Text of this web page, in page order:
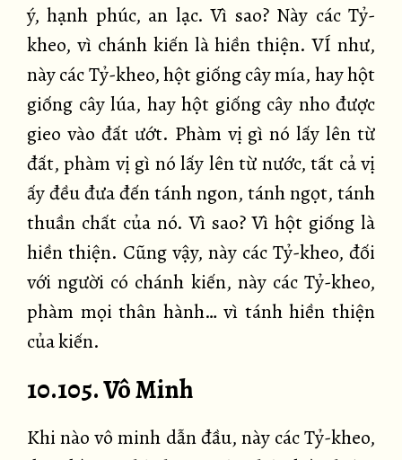
ý, hạnh phúc, an lạc. Vì sao? Này các Tỷ-
kheo, vì chánh kiến là hiền thiện. VÍ như,
này các Tỷ-kheo, hột giống cây mía, hay hột
giống cây lúa, hay hột giống cây nho được
gieo vào đất ướt. Phàm vị gì nó lấy lên từ
đất, phàm vị gì nó lấy lên từ nước, tất cả vị
ấy đều đưa đến tánh ngon, tánh ngọt, tánh
thuần chất của nó. Vì sao? Vì hột giống là
hiền thiện. Cũng vậy, này các Tỷ-kheo, đối
với người có chánh kiến, này các Tỷ-kheo,
phàm mọi thân hành… vì tánh hiền thiện
của kiến.
10.105. Vô Minh
Khi nào vô minh dẫn đầu, này các Tỷ-kheo,